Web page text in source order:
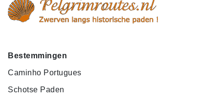
Bestemmingen
Caminho Portugues
Schotse Paden